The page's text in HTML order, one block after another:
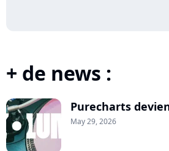
+ de news :
Purecharts
May 29, 2026